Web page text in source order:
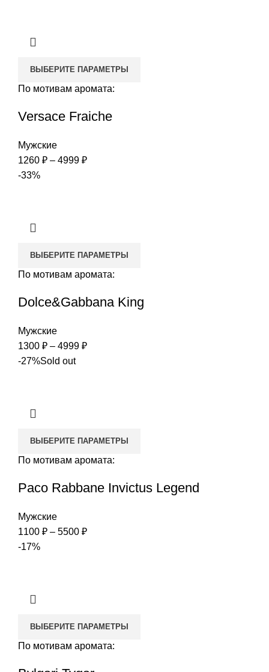
ВЫБЕРИТЕ ПАРАМЕТРЫ
По мотивам аромата:
Versace Fraiche
Мужские
1260 ₽ – 4999 ₽Диапазон
-33%
ВЫБЕРИТЕ ПАРАМЕТРЫ
По мотивам аромата:
Dolce&Gabbana King
Мужские
1300 ₽ – 4999 ₽Диапазон
-27%Sold out
ВЫБЕРИТЕ ПАРАМЕТРЫ
По мотивам аромата:
Paco Rabbane Invictus Legend
Мужские
1100 ₽ – 5500 ₽Диапазон
-17%
ВЫБЕРИТЕ ПАРАМЕТРЫ
По мотивам аромата: